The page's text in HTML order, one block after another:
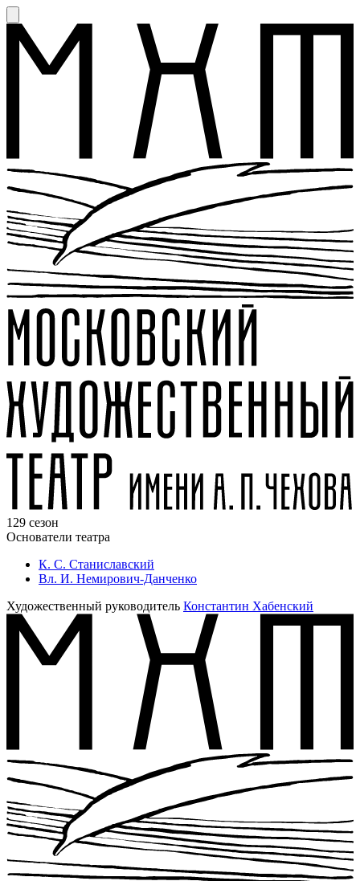
129 сезон
Основатели театра
К. С. Станиславский
Вл. И. Немирович-Данченко
Художественный руководитель Константин Хабенский